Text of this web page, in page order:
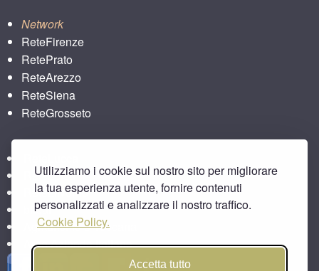
Utilizziamo i cookie sul nostro sito per migliorare
la tua esperienza utente, fornire contenuti
personalizzati e analizzare il nostro traffico.
Cookie Policy.
Accetta tutto
Network
ReteFirenze
RetePrato
ReteArezzo
ReteSiena
ReteGrosseto
ReteLpisa
ReteLlivorno
bitbar
Agriturismo e Toscana
Area Aziende Italiane